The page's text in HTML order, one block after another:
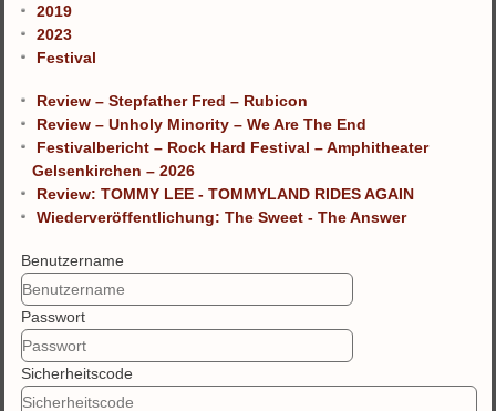
2019
2023
Festival
Review – Stepfather Fred – Rubicon
Review – Unholy Minority – We Are The End
Festivalbericht – Rock Hard Festival – Amphitheater
Gelsenkirchen – 2026
Review: TOMMY LEE - TOMMYLAND RIDES AGAIN
Wiederveröffentlichung: The Sweet - The Answer
Benutzername
Passwort
Sicherheitscode